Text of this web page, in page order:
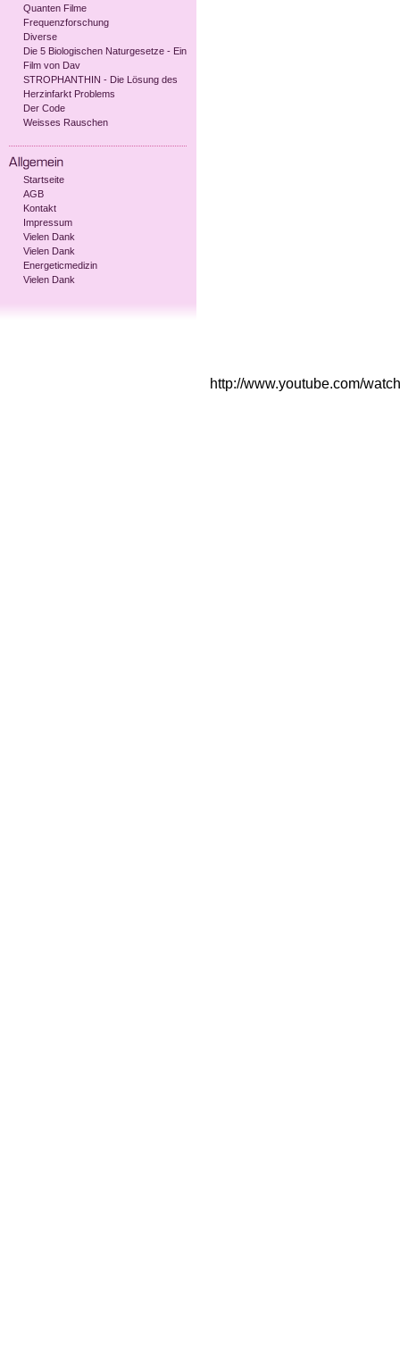
Quanten Filme
Frequenzforschung
Diverse
Die 5 Biologischen Naturgesetze - Ein
Film von Dav
STROPHANTHIN - Die Lösung des
Herzinfarkt Problems
Der Code
Weisses Rauschen
Startseite
AGB
Kontakt
Impressum
Vielen Dank
Vielen Dank
Energeticmedizin
Vielen Dank
http://www.youtube.com/